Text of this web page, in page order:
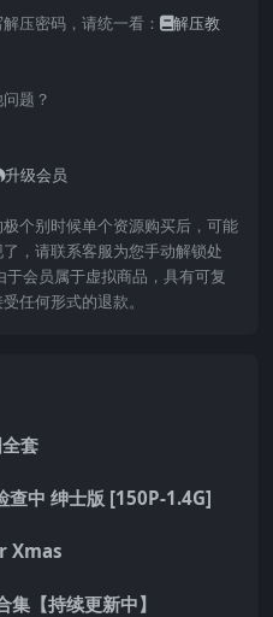
压密码，请统一看：
解压教
题？
升级会员
个别时候单个资源购买后，可能
，请联系客服为您手动解锁处
会员属于虚拟商品，具有可复
任何形式的退款。
套
查中 绅士版 [150P-1.4G]
Xmas
集【持续更新中】